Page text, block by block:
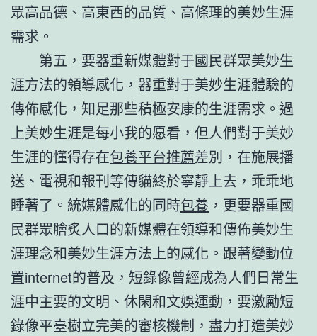
眾高品德、高東西的品質、高條理的美妙生涯
需求。
第五，要器重新媒體對于國民群眾美妙生
涯方法的領導感化，器重對于美妙生涯體驗的
傳佈感化，知足那些積極安康的生涯需求。過
上美妙生涯是每小我的愿看，但人們對于美妙
生涯的懂得存在包養平台推薦差別，在施展播
送、電視和報刊等傳貓終於寧靜上去，乖乖地
睡著了。統媒體感化的同時包養 ，更要器重國
民群眾膾炙人口的新媒體在領導和傳佈美妙生
涯理念和美妙生涯方法上的感化。跟著變動位
置internet的普及，短錄像曾經成為人們日常生
涯中主要的文明、休閑和文娛運動，要激勵短
錄像平臺樹立完美的審核機制，盡力打造美妙